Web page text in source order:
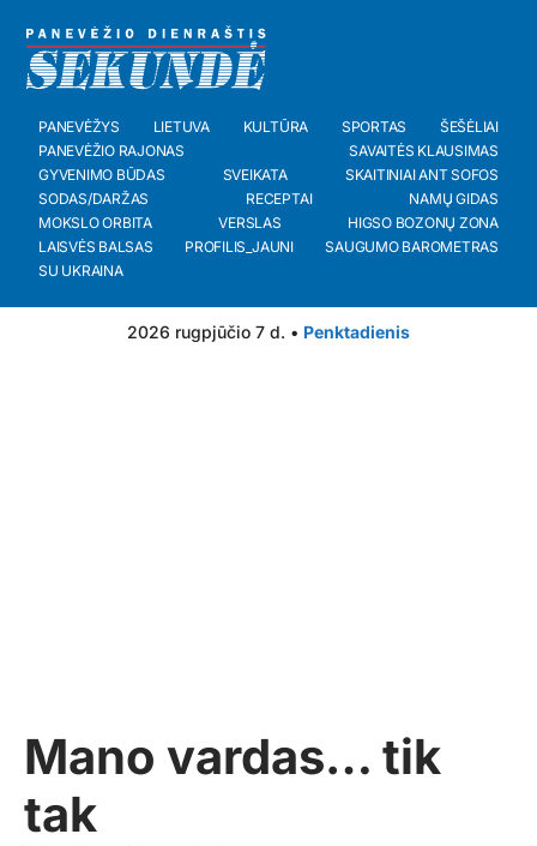
PANEVĖŽYS LIETUVA KULTŪRA SPORTAS
ŠEŠĖLIAI
PANEVĖŽIO RAJONAS
SAVAITĖS KLAUSIMAS
GYVENIMO BŪDAS
SVEIKATA
SKAITINIAI ANT SOFOS
SODAS/DARŽAS
RECEPTAI
NAMŲ GIDAS
MOKSLO ORBITA
VERSLAS
HIGSO BOZONŲ ZONA
LAISVĖS BALSAS
PROFILIS_JAUNI
SAUGUMO BAROMETRAS
SU UKRAINA
2026 rugpjūčio 7 d. • Penktadienis
Mano vardas… tik
tak